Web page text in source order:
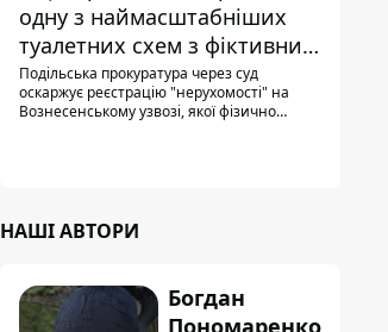
одну з наймасштабніших
туалетних схем з фіктивним
будинком
Подільська прокуратура через суд
оскаржує реєстрацію "нерухомості" на
Вознесенському узвозі, якої фізично
НАШІ АВТОРИ
Богдан
Пономаренко